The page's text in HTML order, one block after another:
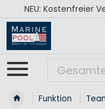
RÉGATES
Funktion